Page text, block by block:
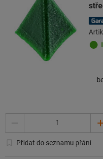
Přidat do seznamu přání